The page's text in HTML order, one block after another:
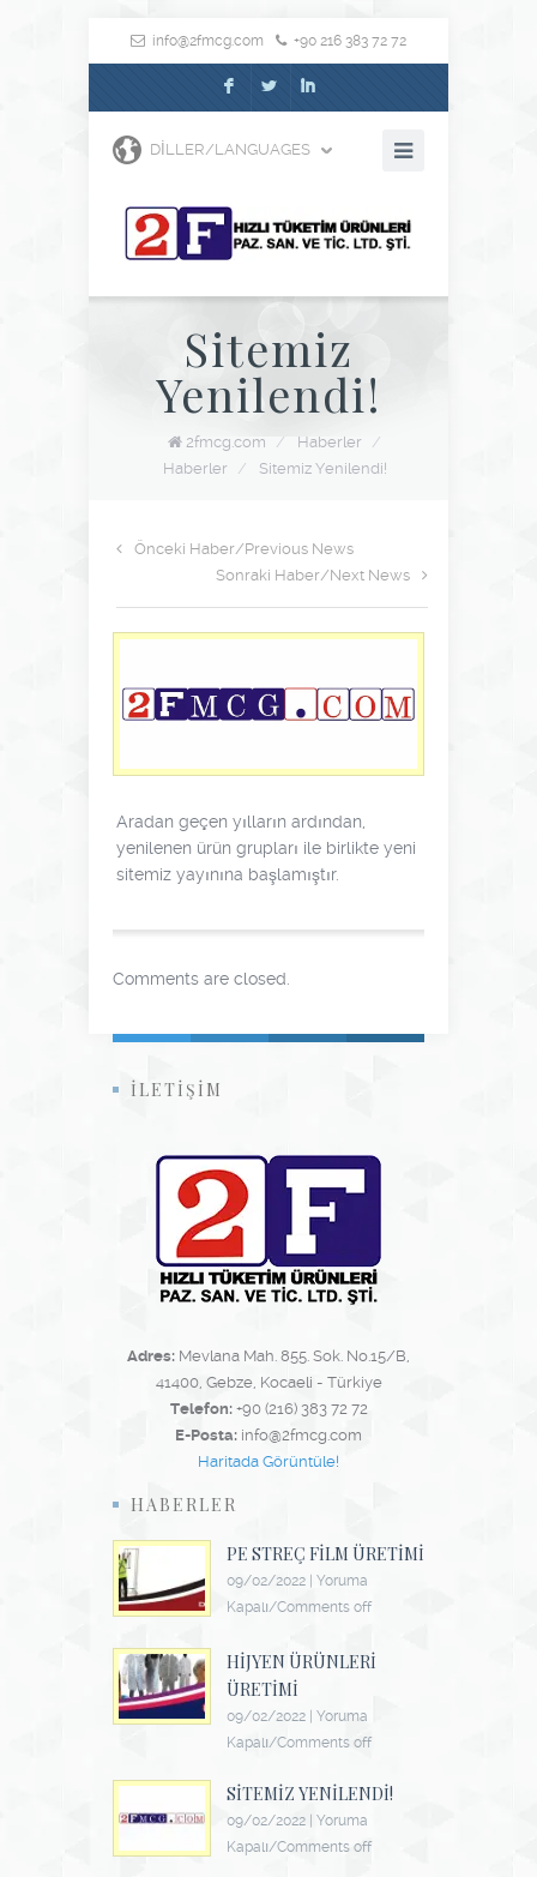
info@2fmcg.com +90 216 383 72 72
F L I
DILLER/LANGUAGES
Sitemiz
Yenilendi!
2fmcg.com / Haberler
/
Haberler
/ Sitemiz Yenilendi!
Önceki Haber/Previous News
Sonraki Haber/Next News
Aradan geçen yılların ardından,
yenilenen ürün grupları ile birlikte yeni
sitemiz yayınına başlamıştır.
Comments are closed.
İLETİŞİM
Adres: Mevlana Mah. 855. Sok. No.15/B,
41400, Gebze, Kocaeli - Türkiye
Telefon:+90 (216) 383 72 72
E-Posta: info@2fmcg.com
Haritada Görüntüle!
HABERLER
PE STREÇ FILM ÜRETIMI
09/02/2022
Yoruma
Kapalı/Comments off
HIJYEN ÜRÜNLERI
ÜRETIMI
09/02/2022
Yoruma
Kapalı/Comments off
SITEMIZ YENILENDI!
09/02/2022
Yoruma
Kapalı/Comments off